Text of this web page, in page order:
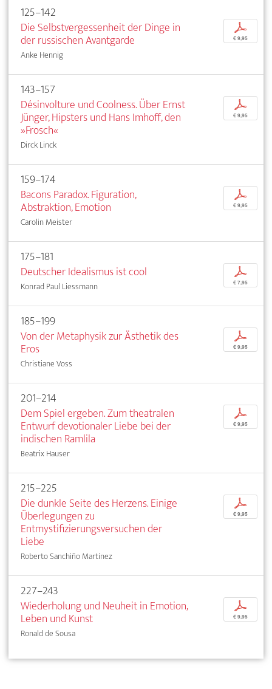
125–142
Die Selbstvergessenheit der Dinge in
der russischen Avantgarde
Anke Hennig
p
€ 9,95
143–157
Désinvolture und Coolness. Über Ernst
Jünger, Hipsters und Hans Imhoff, den
»Frosch«
Dirck Linck
p
€ 9,95
159–174
Bacons Paradox. Figuration,
Abstraktion, Emotion
Carolin Meister
p
€ 9,95
175–181
Deutscher Idealismus ist cool
Konrad Paul Liessmann
p
€ 7,95
185–199
Von der Metaphysik zur Ästhetik des
Eros
Christiane Voss
p
€ 9,95
201–214
Dem Spiel ergeben. Zum theatralen
Entwurf devotionaler Liebe bei der
indischen Ramlila
Beatrix Hauser
p
€ 9,95
215–225
Die dunkle Seite des Herzens. Einige
Überlegungen zu
Entmystifizierungsversuchen der
Liebe
Roberto Sanchiño Martínez
p
€ 9,95
227–243
Wiederholung und Neuheit in Emotion,
Leben und Kunst
Ronald de Sousa
p
€ 9,95